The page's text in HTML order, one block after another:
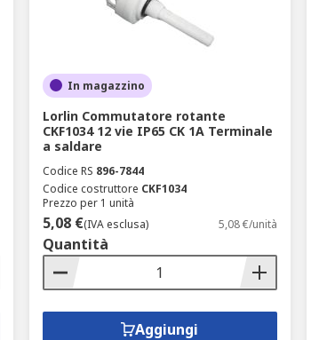
In magazzino
Lorlin Commutatore rotante
CKF1034 12 vie IP65 CK 1A Terminale
a saldare
Codice RS 896-7844
Codice costruttore CKF1034
Prezzo per 1 unità
5,08 €(IVA esclusa) 5,08 €/unità
Quantità
Aggiungi